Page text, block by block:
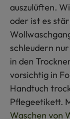
auszulüften.
oder ist es
schleudern
in den
vorsichtig in
Handtuch
Pflegeetikett.
Waschen von